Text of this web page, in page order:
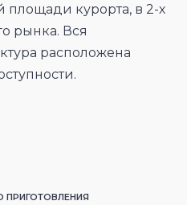
площади курорта, в 2-х
рынка. Вся
расположена
ПРИГОТОВЛЕНИЯ